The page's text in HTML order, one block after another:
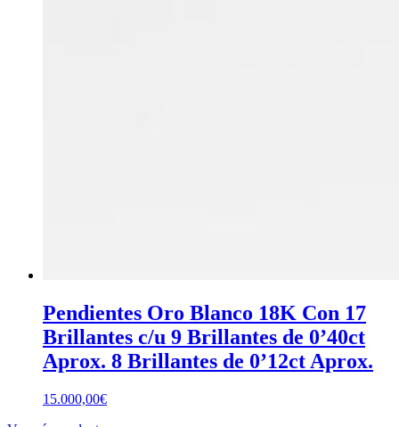
Pendientes Oro Blanco 18K Con 17
Brillantes c/u 9 Brillantes de 0’40ct
Aprox. 8 Brillantes de 0’12ct Aprox.
15.000,00€